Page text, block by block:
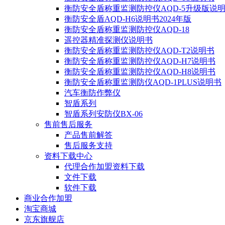
衡防安全盾称重监测防控仪AQD-5升级版说
衡防安全盾AQD-H6说明书2024年版
衡防安全盾称重监测防控仪AQD-18
遥控器精准探测仪说明书
衡防安全盾称重监测防控仪AQD-T2说明书
衡防安全盾称重监测防控仪AQD-H7说明书
衡防安全盾称重监测防控仪AQD-H8说明书
衡防安全盾称重监测防仪AQD-1PLUS说明书
汽车衡防作弊仪
智盾系列
智盾系列安防仪BX-06
售前售后服务
产品售前解答
售后服务支持
资料下载中心
代理合作加盟资料下载
文件下载
软件下载
商业合作加盟
淘宝商城
京东旗舰店